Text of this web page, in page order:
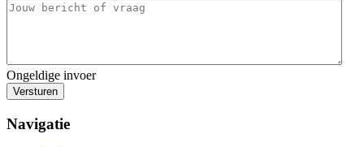
Ongeldige invoer
Versturen
Navigatie